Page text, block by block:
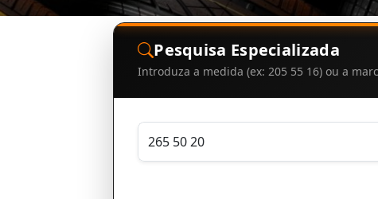
Pesquisa Especializada
Introduza a medida (ex: 205 55 16) ou a